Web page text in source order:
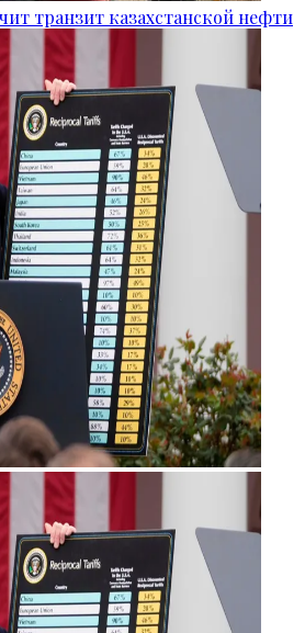
транзит казахстанской нефти